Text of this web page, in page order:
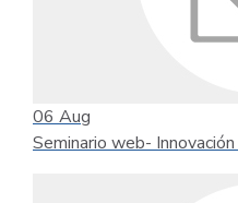
06 Aug
Seminario web-